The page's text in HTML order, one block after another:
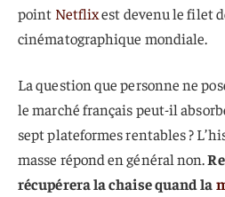
point Netflixest devenu le filet
cinématographique mondiale.
La question que personne ne
le marché français peut-il
sept plateformes rentables ?
masse répond en général non.
récupérera la chaise quand la